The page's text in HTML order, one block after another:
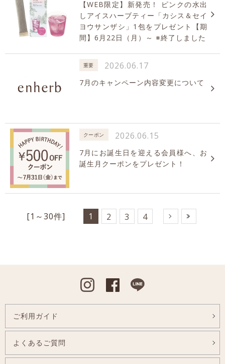
【WEB限定】新発売！ ピンクの水出
しアイスハーブティー「カシス＆セイ
ヨウサンザシ」1包をプレゼント【期
間】6月22日（月）～ ※終了しました
重要 2026.06.17
7月のキャンペーン内容変更について
クーポン 2026.06.15
7月にお誕生日を迎える会員様へ、お
誕生月クーポンをプレゼント！
[1～30件] 1 2 3 4
Instagram
ご利用ガイド
よくあるご質問